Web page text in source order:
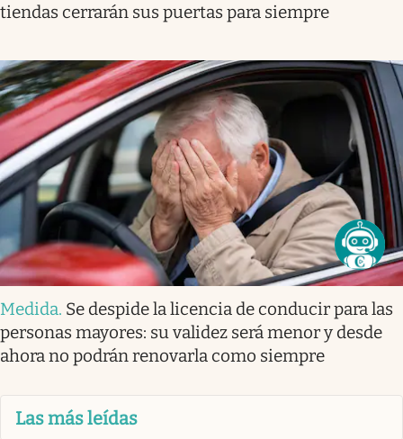
tiendas cerrarán sus puertas para siempre
Medida. Se despide la licencia de conducir para las
personas mayores: su validez será menor y desde
ahora no podrán renovarla como siempre
Las más leídas